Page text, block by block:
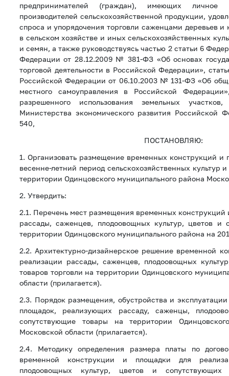
предпринимателей (граждан), имеющих личное
производителей сельскохозяйственной продукции,
спроса и упорядочения торговли саженцами деревьев и
в сельском хозяйстве и иных сельскохозяйственных
и семян, а также руководствуясь частью 2 статьи 6
Федерации от 28.12.2009 № 381-ФЗ «Об основах
торговой деятельности в Российской Федерации»,
Российской Федерации от 06.10.2003 № 131-ФЗ «Об
местного самоуправления в Российской
разрешенного использования земельных
Министерства экономического развития Российской
540,
ПОСТАНОВЛЯЮ:
1. Организовать размещение временных конструкций и
весенне-летний период сельскохозяйственных культур
территории Одинцовского муниципального района
2. Утвердить:
2.1. Перечень мест размещения временных конструкций
рассады, саженцев, плодоовощных культур, цветов и
территории Одинцовского муниципального района на
2.2. Архитектурно-дизайнерское решение временной
реализации рассады, саженцев, плодоовощных
товаров торговли на территории Одинцовского
области (прилагается).
2.3. Порядок размещения, обустройства и
площадок, реализующих рассаду, саженцы,
сопутствующие товары на территории
Московской области (прилагается).
2.4. Методику определения размера платы по
временной конструкции и площадки для
плодоовощных культур, цветов и